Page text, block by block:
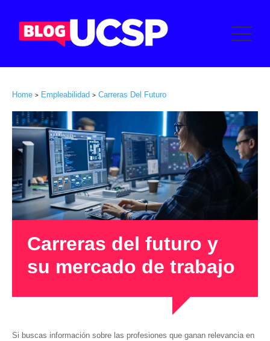
Home > Empleabilidad > Carreras Del Futuro
Carreras del futuro y
su mercado de trabajo
Si buscas información sobre las profesiones que ganan relevancia en